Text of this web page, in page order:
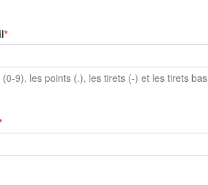
9), les points (.), les tirets (-) et les tirets bas